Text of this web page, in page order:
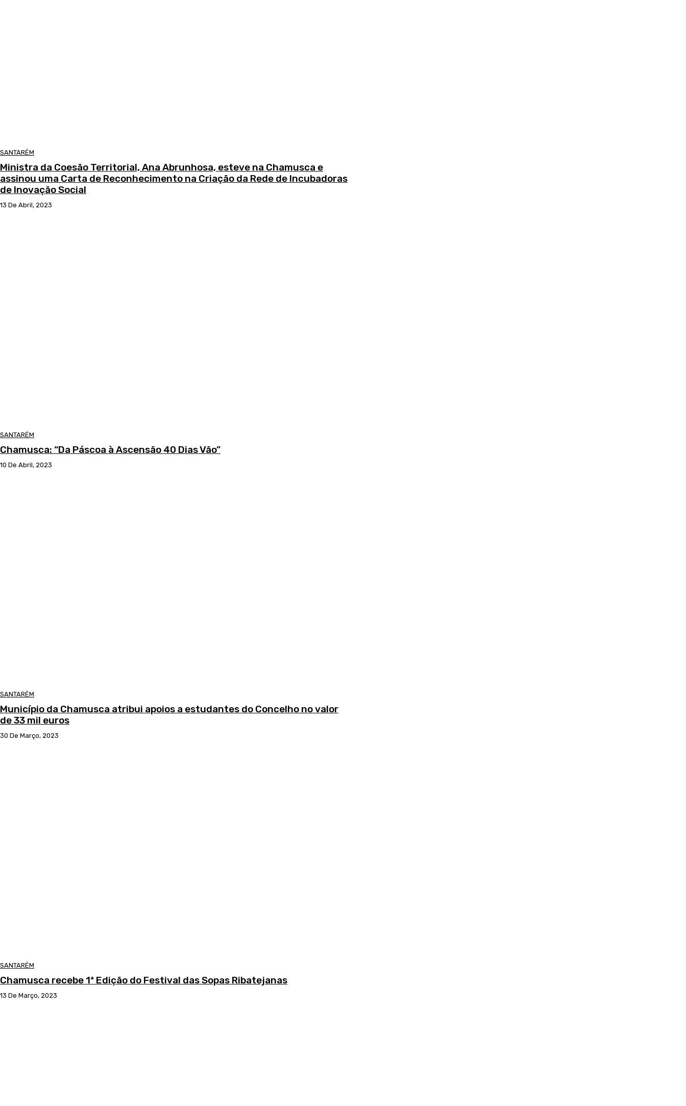
SANTARÉM
Ministra da Coesão Territorial, Ana Abrunhosa, esteve na Chamusca e
assinou uma Carta de Reconhecimento na Criação da Rede de Incubadoras
de Inovação Social
13 De Abril, 2023
SANTARÉM
Chamusca: “Da Páscoa à Ascensão 40 Dias Vão”
10 De Abril, 2023
SANTARÉM
Município da Chamusca atribui apoios a estudantes do Concelho no valor
de 33 mil euros
30 De Março, 2023
SANTARÉM
Chamusca recebe 1ª Edição do Festival das Sopas Ribatejanas
13 De Março, 2023